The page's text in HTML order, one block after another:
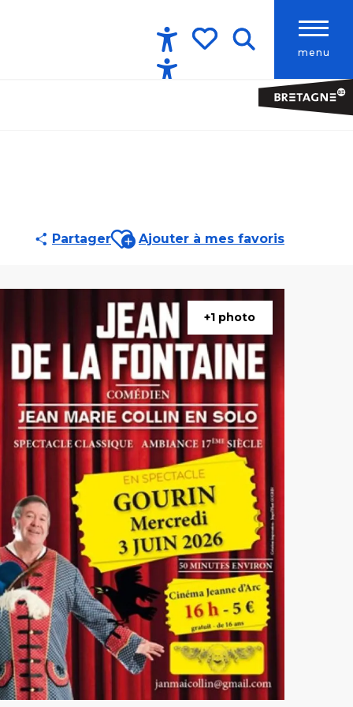
menu
Accessibilité
PartagerAjouter aux favoris
Ajouter à mes favoris
+1 photo